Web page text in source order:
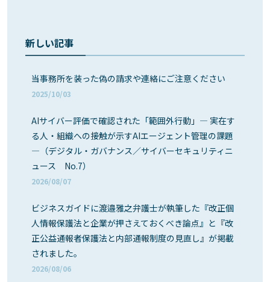
新しい記事
当事務所を装った偽の請求や連絡にご注意ください
2025/10/03
AIサイバー評価で確認された「範囲外行動」― 実在す
る人・組織への接触が示すAIエージェント管理の課題
―（デジタル・ガバナンス／サイバーセキュリティニ
ュース No.7）
2026/08/07
ビジネスガイドに渡邉雅之弁護士が執筆した『改正個
人情報保護法と企業が押さえておくべき論点』と『改
正公益通報者保護法と内部通報制度の見直し』が掲載
されました。
2026/08/06